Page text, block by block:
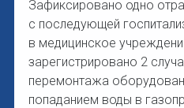
Зафиксировано одно
с последующей
в медицинское
зарегистрировано 2
перемонтажа
попаданием воды в